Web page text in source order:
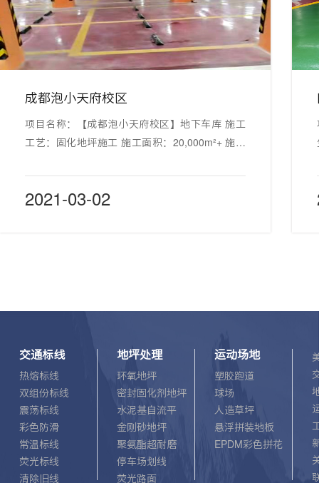
成都泡小天府校区
项目名称：【成都泡小天府校区】地下车库 施工
工艺：固化地坪施工 施工面积：20,000m²+ 施工
2021-03-02
交通标线
热熔标线
双组份标线
震荡标线
彩色防滑
常温标线
荧光标线
清除旧线
地坪处理
环氧地坪
密封固化剂地坪
水泥基自流平
金刚砂地坪
聚氨酯超耐磨
停车场划线
荧光路面
运动场地
塑胶跑道
球场
人造草坪
悬浮拼装地板
EPDM彩色拼花